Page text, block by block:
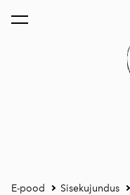
lisati ostukorvi.
E-pood Sisekujundus